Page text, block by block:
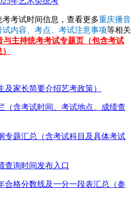
考试时间信息，查看更多重庆播音
内容、考点、考试注意事项等相关
与主持统考考试专题页（包含考试
及家长简要介绍艺考政策）
（含考试时间、考试地点、成绩查
专题汇总（含考试科目及具体考试
查询时间发布入口
合格分数线及一分一段表汇总（参